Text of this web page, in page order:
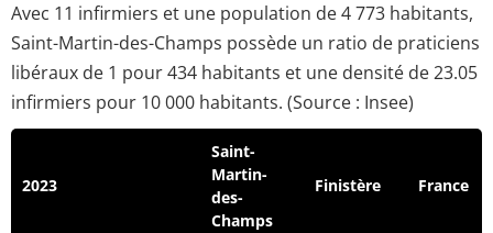
Avec 11 infirmiers et une population de 4 773 habitants,
Saint-Martin-des-Champs possède un ratio de praticiens
libéraux de 1 pour 434 habitants et une densité de 23.05
infirmiers pour 10 000 habitants. (Source : Insee)
2023
Saint-
Martin-
des-
Champs
Finistère France